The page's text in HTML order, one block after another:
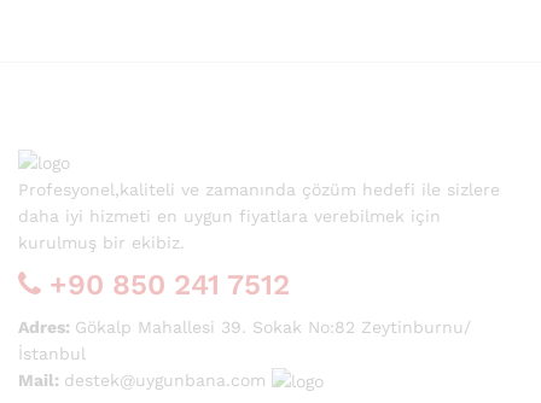
Profesyonel,kaliteli ve zamanında çözüm hedefi ile sizlere
daha iyi hizmeti en uygun fiyatlara verebilmek için
kurulmuş bir ekibiz.
+90 850 241 7512
Adres: Gökalp Mahallesi 39. Sokak No:82 Zeytinburnu/
İstanbul
Mail: destek@uygunbana.com